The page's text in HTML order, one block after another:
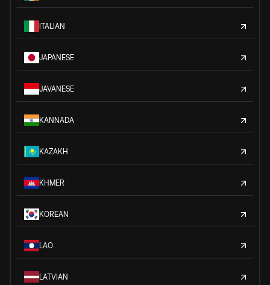
ITALIAN
JAPANESE
JAVANESE
KANNADA
KAZAKH
KHMER
KOREAN
LAO
LATVIAN